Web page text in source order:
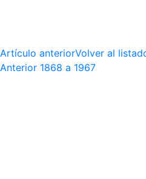
Artículo anteriorVolver al
Anterior 1868 a 1967